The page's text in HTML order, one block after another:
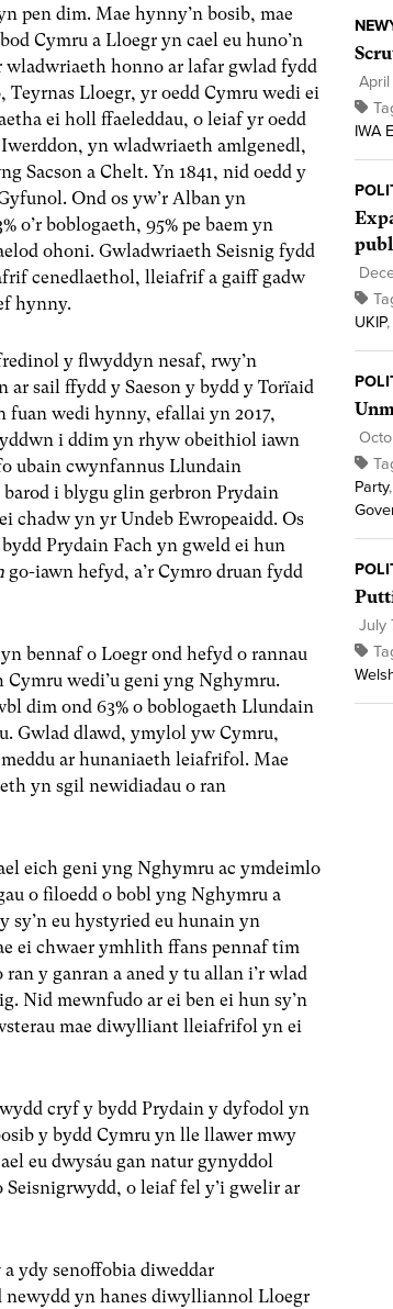
pen dim. Mae hynny’n bosib, mae
Cymru a Lloegr yn cael eu huno’n
wladwriaeth honno ar lafar gwlad fydd
Lloegr, yr oedd Cymru wedi ei
ei holl ffaeleddau, o leiaf yr oedd
yn wladwriaeth amlgenedl,
Sacson a Chelt. Yn 1841, nid oedd y
Ond os yw’r Alban yn
o’r boblogaeth, 95% pe baem yn
ohoni. Gwladwriaeth Seisnig fydd
cenedlaethol, lleiafrif a gaiff gadw
hynny.
y flwyddyn nesaf, rwy’n
sail ffydd y Saeson y bydd y Torïaid
fuan wedi hynny, efallai yn 2017,
i ddim yn rhyw obeithiol iawn
ubain cwynfannus Llundain
i blygu glin gerbron Prydain
chadw yn yr Undeb Ewropeaidd. Os
Prydain Fach yn gweld ei hun
go-iawn hefyd, a’r Cymro druan fydd
bennaf o Loegr ond hefyd o rannau
Cymru wedi’u geni yng Nghymru.
dim ond 63% o boblogaeth Llundain
Gwlad dlawd, ymylol yw Cymru,
ar hunaniaeth leiafrifol. Mae
yn sgil newidiadau o ran
eich geni yng Nghymru ac ymdeimlo
o filoedd o bobl yng Nghymru a
sy’n eu hystyried eu hunain yn
ei chwaer ymhlith ffans pennaf tîm
y ganran a aned y tu allan i’r wlad
Nid mewnfudo ar ei ben ei hun sy’n
mae diwylliant lleiafrifol yn ei
cryf y bydd Prydain y dyfodol yn
y bydd Cymru yn lle llawer mwy
eu dwysáu gan natur gynyddol
o leiaf fel y’i gwelir ar
ydy senoffobia diweddar
newydd yn hanes diwylliannol Lloegr
IWA
UKIP,
Party,
July